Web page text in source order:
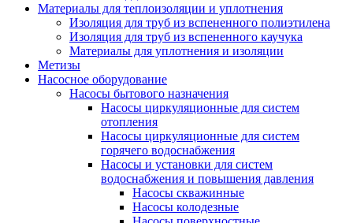
Материалы для теплоизоляции и уплотнения
Изоляция для труб из вспененного полиэтилена
Изоляция для труб из вспененного каучука
Материалы для уплотнения и изоляции
Метизы
Насосное оборудование
Насосы бытового назначения
Насосы циркуляционные для систем
отопления
Насосы циркуляционные для систем
горячего водоснабжения
Насосы и установки для систем
водоснабжения и повышения давления
Насосы скважинные
Насосы колодезные